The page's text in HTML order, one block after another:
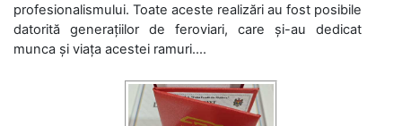
profesionalismului. Toate aceste realizări au fost posibile
datorită generațiilor de feroviari, care și-au dedicat
munca și viața acestei ramuri....